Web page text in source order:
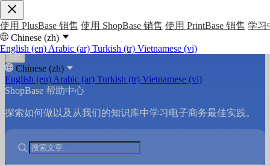
使用 PlusBase 销售 使用 ShopBase 销售 使用 PrintBase 销售 学习
Chinese (zh)
English (en) Arabic (ar) Turkish (tr) Vietnamese (vi)
Chinese (zh)
English (en) Arabic (ar) Turkish (tr) Vietnamese (vi)
ShopBase 帮助中心
探索如何做以及从我们的知识库中学习电子商务最佳实践。